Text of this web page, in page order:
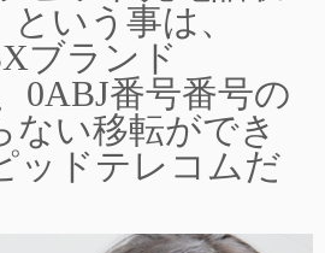
う事は、
ブランド
0ABJ番号番号の
ない移転ができ
ッドテレコムだ